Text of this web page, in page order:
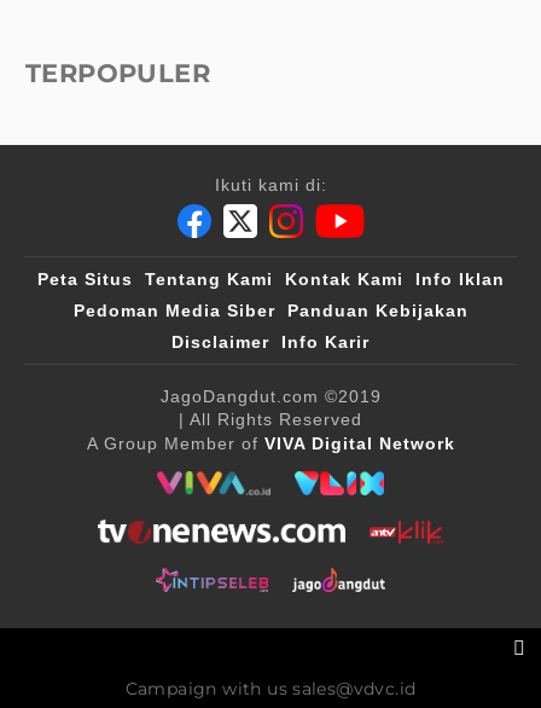
TERPOPULER
Ikuti kami di:
Peta Situs Tentang Kami Kontak Kami
Info Iklan
Pedoman Media Siber
Panduan Kebijakan
Disclaimer
Info Karir
JagoDangdut.com ©2019
| All Rights Reserved
A Group Member of VIVA Digital Network
